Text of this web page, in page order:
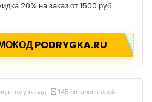
20% на заказ от 1500 руб..
PODRYGKA.RU
тому назад 145 осталось дней